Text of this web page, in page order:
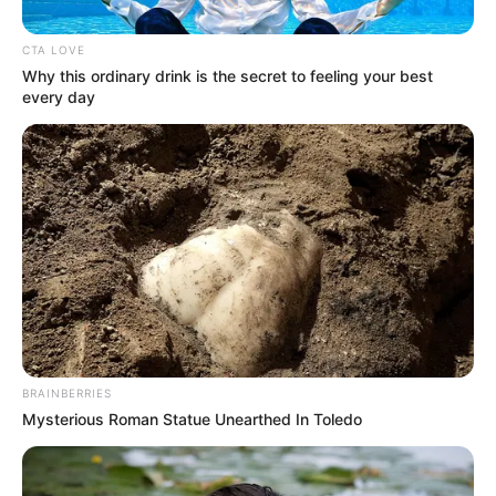
Alerta Caribe
Parroquia Inmaculada Concepción
Por:Jorge Andrés Molina Solano
Diciembre 8, 2023
CTA LOVE
Why this ordinary drink is the secret to feeling your best
every day
BRAINBERRIES
Mysterious Roman Statue Unearthed In Toledo